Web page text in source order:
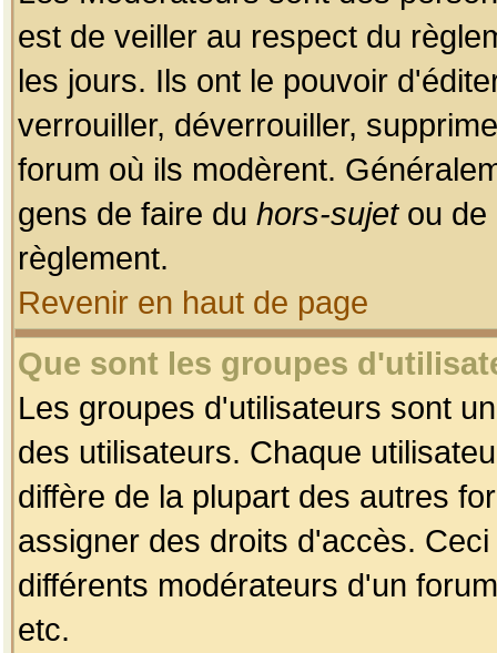
est de veiller au respect du
les jours. Ils ont le pouvoir
verrouiller, déverrouiller,
forum où ils modèrent.
gens de faire du hors-sujetou de
règlement.
Revenir en haut de page
Que sont les groupes
Les groupes d'utilisateurs sont
des utilisateurs. Chaque
diffère de la plupart des autres
assigner des droits d'accès.
différents modérateurs d'un
etc.